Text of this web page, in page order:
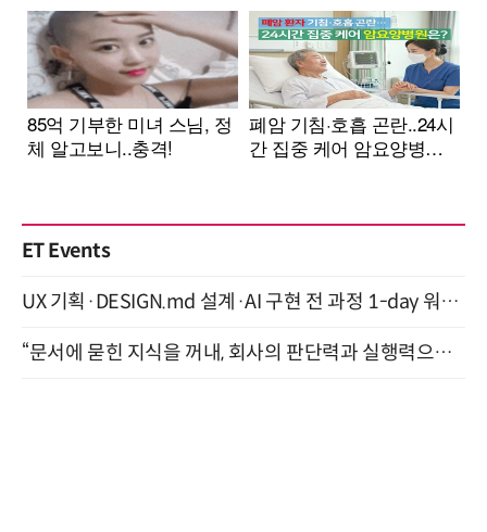
ET Events
UX 기획·DESIGN.md 설계·AI 구현 전 과정 1-day 워크숍 with Claude Code·Codex 9월 15일 개최
“문서에 묻힌 지식을 꺼내, 회사의 판단력과 실행력으로 바꾸다” (8/20)